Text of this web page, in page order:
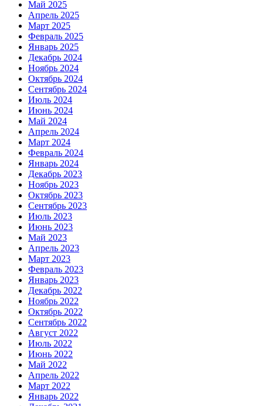
Май 2025
Апрель 2025
Март 2025
Февраль 2025
Январь 2025
Декабрь 2024
Ноябрь 2024
Октябрь 2024
Сентябрь 2024
Июль 2024
Июнь 2024
Май 2024
Апрель 2024
Март 2024
Февраль 2024
Январь 2024
Декабрь 2023
Ноябрь 2023
Октябрь 2023
Сентябрь 2023
Июль 2023
Июнь 2023
Май 2023
Апрель 2023
Март 2023
Февраль 2023
Январь 2023
Декабрь 2022
Ноябрь 2022
Октябрь 2022
Сентябрь 2022
Август 2022
Июль 2022
Июнь 2022
Май 2022
Апрель 2022
Март 2022
Январь 2022